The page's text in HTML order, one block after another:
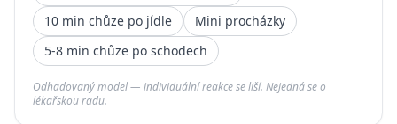
10 min chůze po jídle
Mini procházky
5-8 min chůze po schodech
Odhadovaný model — individuální reakce se liší. Nejedná se o
lékařskou radu.